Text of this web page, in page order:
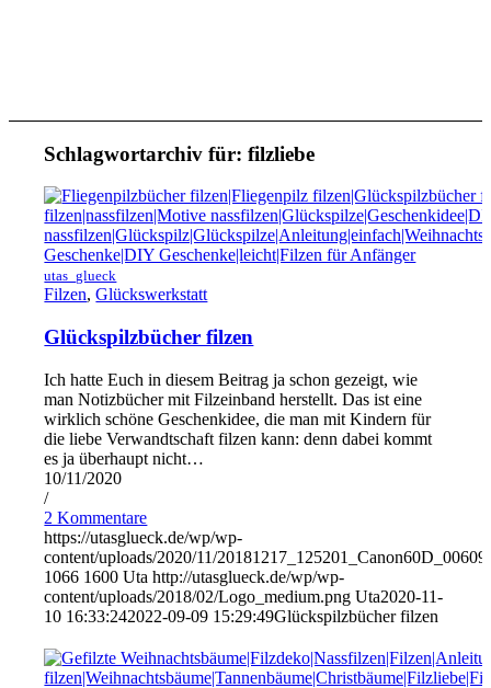
Schlagwortarchiv für:filzliebe
utas_glueck
Filzen,Glückswerkstatt
Glückspilzbücher filzen
Ich hatte Euch in diesem Beitrag ja schon gezeigt, wie
man Notizbücher mit Filzeinband herstellt. Das ist eine
wirklich schöne Geschenkidee, die man mit Kindern für
die liebe Verwandtschaft filzen kann: denn dabei kommt
es ja überhaupt nicht…
10/11/2020
/
2 Kommentare
https://utasglueck.de/wp/wp-
content/uploads/2020/11/
1066 1600 Uta http://utasglueck.de/wp/wp-
content/uploads/2018/02/Logo_medium.png Uta2020-11-
10 16:33:242022-09-09 15:29:49Glückspilzbücher filzen